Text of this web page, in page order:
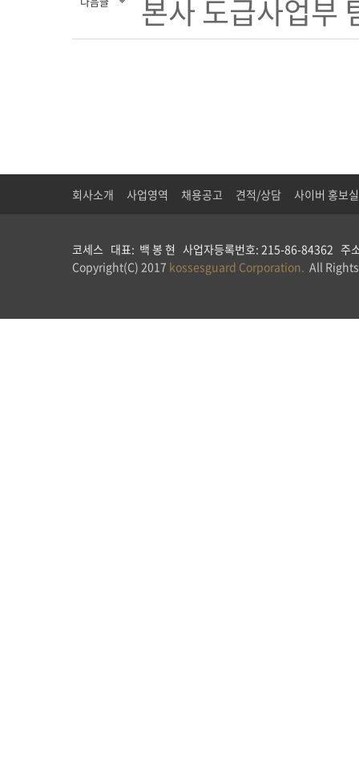
본사 도급사업부
회사소개 사업영역 채용공고 견적/상담 사이버 홍보실
코세스 대표: 백 봉 현 사업자등록번호: 215-86-84362 주
Copyright(C) 2017 kossesguard Corporation. All